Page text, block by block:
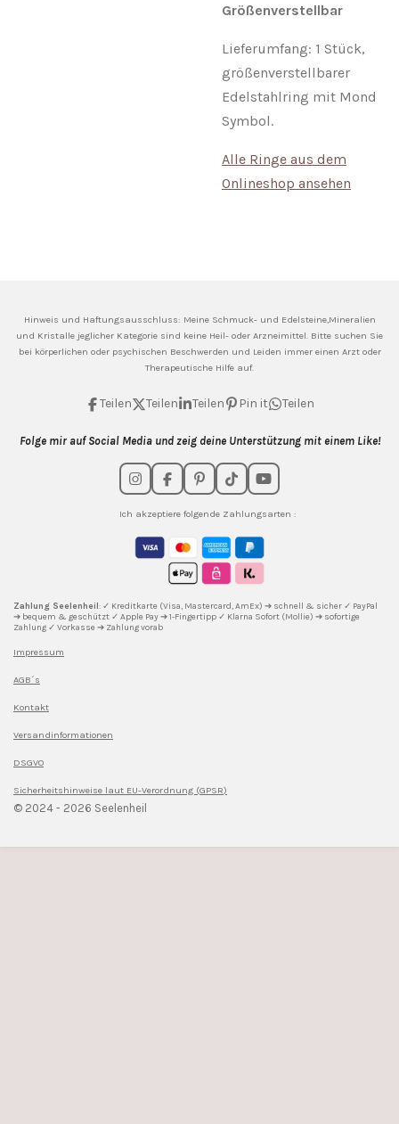
Größenverstellbar
Lieferumfang: 1 Stück,
größenverstellbarer
Edelstahlring mit Mond
Symbol.
Alle Ringe aus dem
Onlineshop ansehen
Hinweis und Haftungsausschluss: MeineSchmuck- und Edelsteine,Mineralien
und Kristalle jeglicher Kategorie sind keine Heil- oder Arzneimittel. Bitte suchen Sie
bei körperlichen oder psychischen Beschwerden und Leiden immer einen Arzt oder
Therapeutische Hilfe auf.
Teilen Teilen Teilen Pin it Teilen
Folge mir auf Social Media und zeig deine Unterstützung mit einem Like!
I
n
s
a
g
F
a
c
o
o
k
P
i
n
e
r
e
s
T
i
k
o
k
Y
o
u
u
b
Ich akzeptiere folgende Zahlungsarten :
Zahlung Seelenheil: ✓ Kreditkarte (Visa, Mastercard, AmEx) ➔ schnell & sicher ✓ PayPal
➔ bequem & geschützt ✓ Apple Pay ➔ 1-Fingertipp ✓ Klarna Sofort (Mollie) ➔ sofortige
Zahlung ✓ Vorkasse ➔ Zahlung vorab
Impressum
AGB´s
Kontakt
Versandinformationen
DSGVO
Sicherheitshinweise laut EU-Verordnung (GPSR)
© 2024 - 2026 Seelenheil